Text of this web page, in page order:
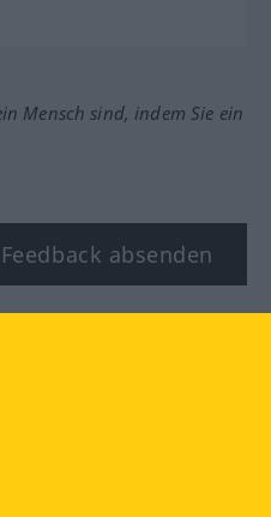
Mensch sind, indem Sie ein
Feedback absenden